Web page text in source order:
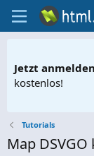
Jetzt anmelden
kostenlos!
Tutorials
Map